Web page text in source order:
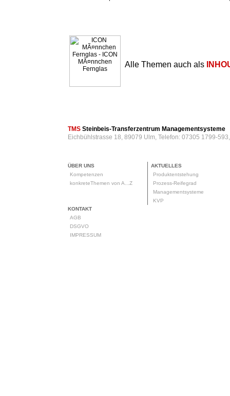
Alle Themen auch als
TMS Steinbeis-Transferzentrum Managementsysteme
Eichbühlstrasse 18, 89079 Ulm, Telefon: 07305 1799-
ÜBER UNS
Kompetenzen
konkreteThemen von A...Z
AKTUELLES
Produktentstehung
Prozess-Reifegrad
Managementsysteme
KVP
KONTAKT
AGB
DSGVO
IMPRESSUM